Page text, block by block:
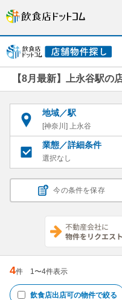
【8月最新】上永谷駅の
地域／駅
[神奈川] 上永谷
業態／詳細条件
選択なし
今の条件を保存
4件 1〜4件表示
飲食店出店可の物件で絞る